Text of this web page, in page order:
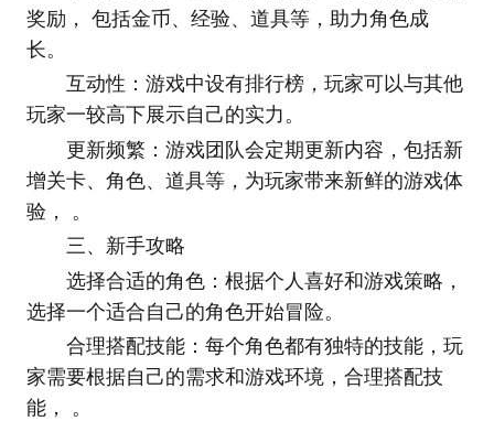
奖励， 包括金币、经验、道具等，助力角色成
长。
互动性：游戏中设有排行榜，玩家可以与其他
玩家一较高下展示自己的实力。
更新频繁：游戏团队会定期更新内容，包括新
增关卡、角色、道具等，为玩家带来新鲜的游戏体
验， 。
三、新手攻略
选择合适的角色：根据个人喜好和游戏策略，
选择一个适合自己的角色开始冒险。
合理搭配技能：每个角色都有独特的技能，玩
家需要根据自己的需求和游戏环境，合理搭配技
能， 。